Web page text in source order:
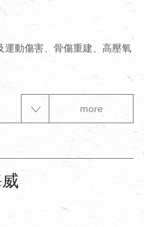
運動傷害、骨傷重建、高壓氧
more